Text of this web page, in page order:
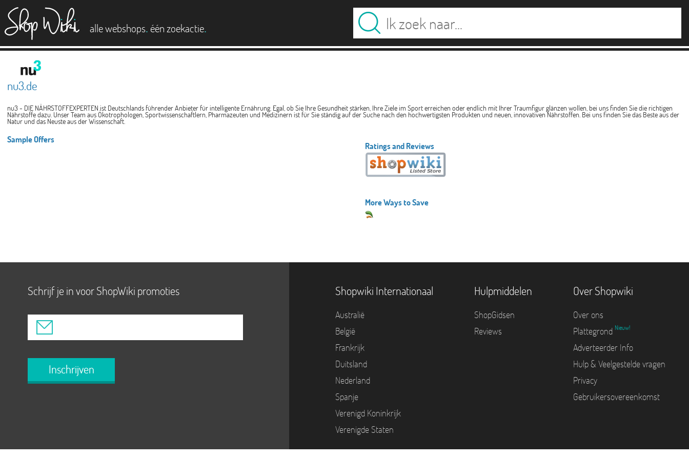
alle webshops. één zoekactie.
nu3.de
nu3 - DIE NÄHRSTOFFEXPERTEN ist Deutschlands führender Anbieter für intelligente Ernährung. Egal, ob Sie Ihre Gesundheit stärken, Ihre Ziele im Sport erreichen oder endlich mit Ihrer Traumfigur glänzen wollen, bei uns finden Sie die richtigen
Nährstoffe dazu. Unser Team aus Ökotrophologen, Sportwissenschaftlern, Pharmazeuten und Medizinern ist für Sie ständig auf der Suche nach den hochwertigsten Produkten und neuen, innovativen Nährstoffen. Bei uns finden Sie das Beste aus der
Natur und das Neuste aus der Wissenschaft.
Sample Offers
Ratings and Reviews
More Ways to Save
Schrijf je in voor ShopWiki promoties
Inschrijven
Shopwiki Internationaal
Australië
België
Frankrijk
Duitsland
Nederland
Spanje
Verenigd Koninkrijk
Verenigde Staten
Hulpmiddelen
ShopGidsen
Reviews
Over Shopwiki
Over ons
Plattegrond Nieuw!
Adverteerder Info
Hulp & Veelgestelde vragen
Privacy
Gebruikersovereenkomst